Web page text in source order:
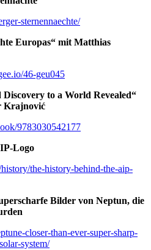
sternennaechte/
Europas“ mit Matthias
46-geu045
to a World Revealed“
Krajnović
9783030542177
Logo
the-history-behind-the-aip-
Bilder von Neptun, die
closer-than-ever-super-sharp-
system/